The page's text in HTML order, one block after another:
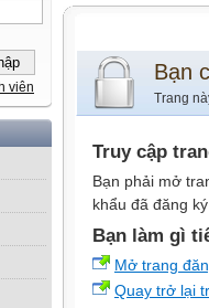
viên
Bạn
Trang
Truy cập
Bạn phải mở
khẩu đã đăng
Bạn làm gì
Mở trang
Quay trở lại